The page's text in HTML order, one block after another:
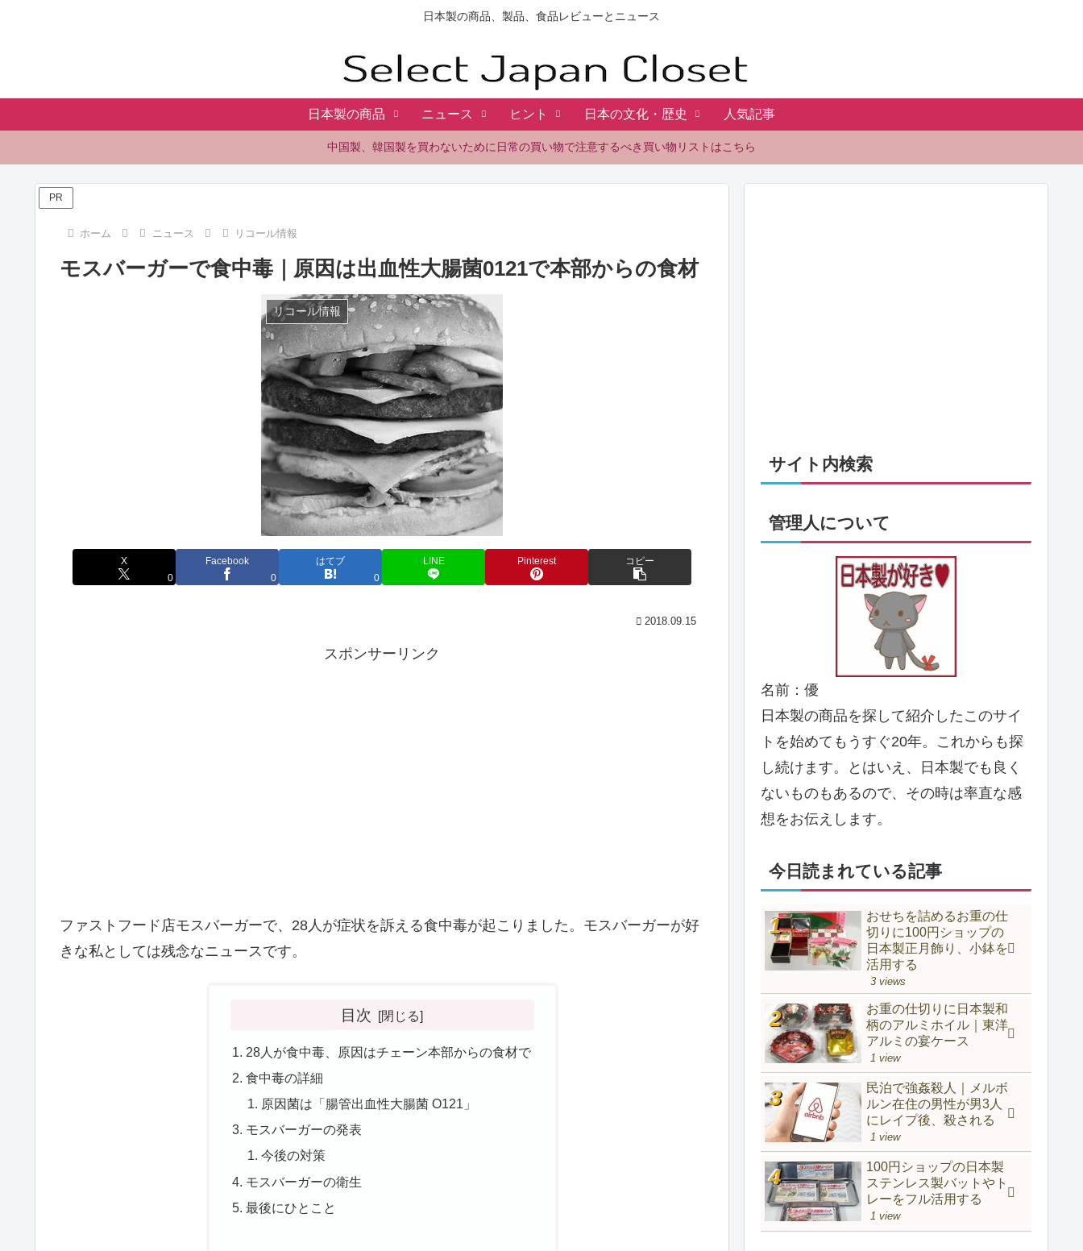
日本製の商品、製品、食品レビューとニュース
日本製の商品 ニュース ヒント 日本の文化・歴史 人気記事
中国製、韓国製を買わないために日常の買い物で注意するべき買い物リストはこちら
PR
ホーム ニュース リコール情報
モスバーガーで食中毒｜原因は出血性大腸菌0121で本部からの食材
リコール情報
X
0
Facebook
0
はてブ
0
LINE Pinterest コピー
2018.09.15
スポンサーリンク
ファストフード店モスバーガーで、28人が症状を訴える食中毒が起こりました。モスバーガーが好
きな私としては残念なニュースです。
目次
28人が食中毒、原因はチェーン本部からの食材で
食中毒の詳細
原因菌は「腸管出血性大腸菌 O121」
モスバーガーの発表
今後の対策
モスバーガーの衛生
最後にひとこと
サイト内検索
管理人について
名前：優
日本製の商品を探して紹介したこのサイ
トを始めてもうすぐ20年。これからも探
し続けます。とはいえ、日本製でも良く
ないものもあるので、その時は率直な感
想をお伝えします。
今日読まれている記事
おせちを詰めるお重の仕
切りに100円ショップの
日本製正月飾り、小鉢を
活用する
3 views
お重の仕切りに日本製和
柄のアルミホイル｜東洋
アルミの宴ケース
1 view
民泊で強姦殺人｜メルボ
ルン在住の男性が男3人
にレイプ後、殺される
1 view
100円ショップの日本製
ステンレス製バットやト
レーをフル活用する
1 view